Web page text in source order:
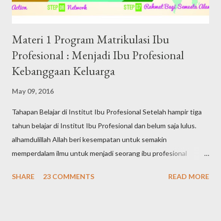
Materi 1 Program Matrikulasi Ibu
Profesional : Menjadi Ibu Profesional
Kebanggaan Keluarga
May 09, 2016
Tahapan Belajar di Institut Ibu Profesional Setelah hampir tiga
tahun belajar di Institut Ibu Profesional dan belum saja lulus.
alhamdulillah Allah beri kesempatan untuk semakin
memperdalam ilmu untuk menjadi seorang ibu profesional
Profesional batch #1 ini masih khusus diperuntukkan bagi para
SHARE 23 COMMENTS READ MORE